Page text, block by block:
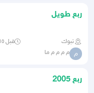
ربع طويل
تبوك قبل ١٥ ساعة
م م م م م ما
ربع 2005